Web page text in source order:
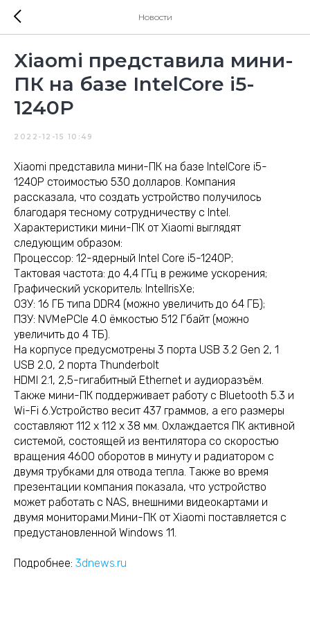
Новости
Xiaomi представила мини-
ПК на базе IntelCore i5-
1240P
2022-12-15 10:49
Xiaomi представила мини-ПК на базе IntelCore i5-
1240P стоимостью 530 долларов. Компания
рассказала, что создать устройство получилось
благодаря тесному сотрудничеству с Intel.
Характеристики мини-ПК от Xiaomi выглядят
следующим образом:
Процессор: 12-ядерный Intel Core i5-1240P;
Тактовая частота: до 4,4 ГГц в режиме ускорения;
Графический ускоритель: IntelIrisXe;
ОЗУ: 16 ГБ типа DDR4 (можно увеличить до 64 ГБ);
ПЗУ: NVMePCIe 4.0 ёмкостью 512 Гбайт (можно
увеличить до 4 ТБ).
На корпусе предусмотрены 3 порта USB 3.2 Gen 2, 1
USB 2.0, 2 порта Thunderbolt
HDMI 2.1, 2,5-гигабитный Ethernet и аудиоразъём.
Также мини-ПК поддерживает работу с Bluetooth 5.3 и
Wi-Fi 6.Устройство весит 437 граммов, а его размеры
составляют 112 x 112 x 38 мм. Охлаждается ПК активной
системой, состоящей из вентилятора со скоростью
вращения 4600 оборотов в минуту и радиатором с
двумя трубками для отвода тепла. Также во время
презентации компания показала, что устройство
может работать с NAS, внешними видеокартами и
двумя мониторами.Мини-ПК от Xiaomi поставляется с
предустановленной Windows 11.
Подробнее: 3dnews.ru